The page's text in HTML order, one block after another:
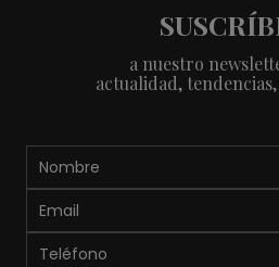
a nuestro
actualidad,